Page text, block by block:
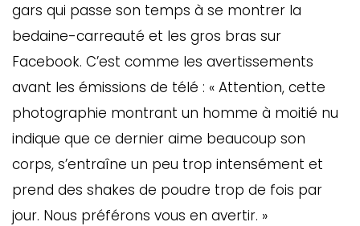
gars qui passe son temps à se montrer la
bedaine-carreauté et les gros bras sur
Facebook. C’est comme les avertissements
avant les émissions de télé : « Attention, cette
photographie montrant un homme à moitié nu
indique que ce dernier aime beaucoup son
corps, s’entraîne un peu trop intensément et
prend des shakes de poudre trop de fois par
jour. Nous préférons vous en avertir. »